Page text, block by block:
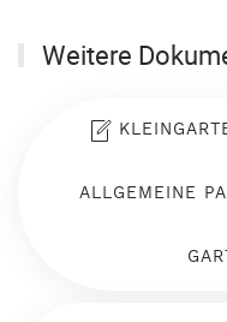
Weitere
ALLGEMEINE